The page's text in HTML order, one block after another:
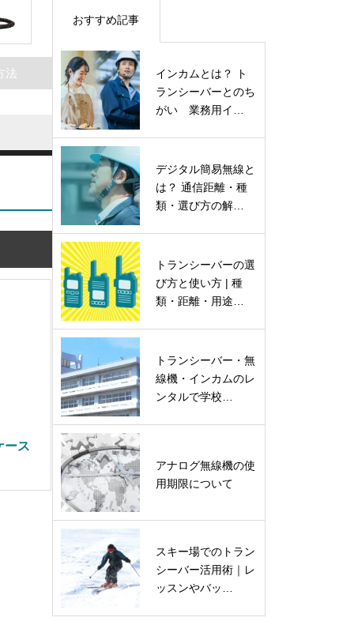
法
ース
おすすめ記事
インカムとは？ ト
ランシーバーとのち
がい 業務用イ…
デジタル簡易無線と
は？ 通信距離・種
類・選び方の解…
トランシーバーの選
び方と使い方 | 種
類・距離・用途…
トランシーバー・無
線機・インカムのレ
ンタルで学校…
アナログ無線機の使
用期限について
スキー場でのトラン
シーバー活用術｜レ
ッスンやバッ…